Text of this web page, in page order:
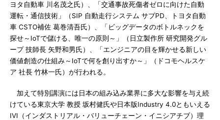
ヨタ自動車 川名茂之氏）、「交通事故死傷者ゼロに向けた自動
運転・通信技術」（SIP 自動走行システム サブPD、トヨタ自動
車 CSTO補佐 葛巻清吾氏）、「ビッグデータのボトルネックを
探せ～IoTで儲ける、唯一の原則～」（日立製作所 研究開発グル
ープ 技師長 矢野和男氏）、「エンジニアの目を輝かせる新しい
価値創造の仕組み～IoTで何を創り出すか～」（ドコモヘルスケ
ア 社長 竹林一氏）が行われる。
加えて特別講演には日本の組み込み業界に多大な影響を与え続
けている東京大学 教授 坂村健氏や日本版Industry 4.0ともいえる
IVI（インダストリアル・バリューチェーン・イニシアチブ）理